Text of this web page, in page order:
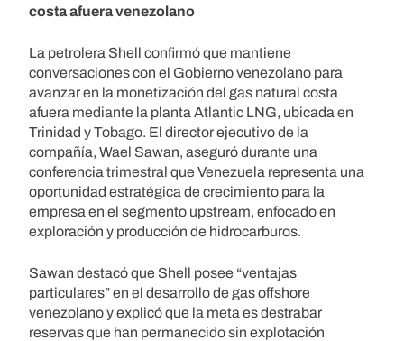
costa afuera venezolano
La petrolera Shell confirmó que mantiene
conversaciones con el Gobierno venezolano para
avanzar en la monetización del gas natural costa
afuera mediante la planta Atlantic LNG, ubicada en
Trinidad y Tobago. El director ejecutivo de la
compañía, Wael Sawan, aseguró durante una
conferencia trimestral que Venezuela representa una
oportunidad estratégica de crecimiento para la
empresa en el segmento upstream, enfocado en
exploración y producción de hidrocarburos.
Sawan destacó que Shell posee “ventajas
particulares” en el desarrollo de gas offshore
venezolano y explicó que la meta es destrabar
reservas que han permanecido sin explotación